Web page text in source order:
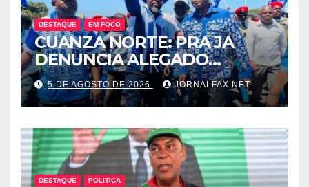
DESTAQUE EM FOCO
CUANZA NORTE: PRA JA
DENUNCIA ALEGADO
ESQUEMA DE INTOLERÂNCIA
POLÍTICA ORQUESTRADO
PELO 1º SECRETÁRIO DO
MPLA JOÃO DIOGO GASPAR
5 DE AGOSTO DE 2026 JORNALFAX.NET
DESTAQUE POLITICA